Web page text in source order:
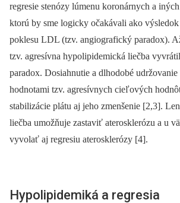
regresie stenózy lúmenu koronárnych a
ktorú by sme logicky očakávali ako
poklesu LDL (tzv. angiografický paradox).
tzv. agresívna hypolipidemická liečba
paradox. Dosiahnutie a dlhodobé
hodnotami tzv. agresívnych cieľových
stabilizácie plátu aj jeho zmenšenie [2,3].
liečba umožňuje zastaviť aterosklerózu a u
vyvolať aj regresiu aterosklerózy [4].
Hypolipidemiká a regresia